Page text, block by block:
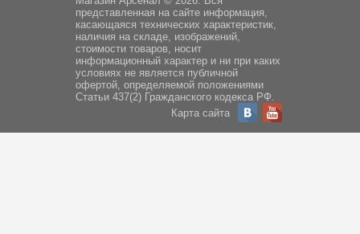
представленная на сайте информация,
касающаяся технических характеристик,
наличия на складе, изображений,
стоимости товаров, носит
информационный характер и ни при каких
условиях не является публичной
офертой, определяемой положениями
Статьи 437(2) Гражданского кодекса РФ.
Карта сайта